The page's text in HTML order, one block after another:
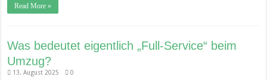
Read More »
Was bedeutet eigentlich „Full-Service“ beim
Umzug?
13. August 2025 0